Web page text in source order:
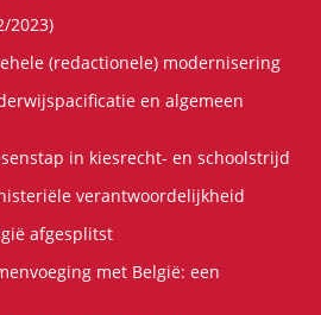
2023)
(redactionele) modernisering
en algemeen
in kiesrecht- en schoolstrijd
verantwoordelijkheid
afgesplitst
met België: een